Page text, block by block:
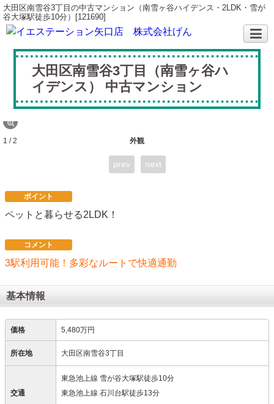
大田区南雪谷3丁目の中古マンション（南雪ヶ谷ハイデンス・2LDK・雪が
谷大塚駅徒歩10分）[121690]
大田区南雪谷3丁目（南雪ヶ谷ハ
イデンス） 中古マンション
外観
1 / 2
prev next
ポイント
ペットと暮らせる2LDK！
コメント
3駅利用可能！多彩なルートで快適通勤
基本情報
価格 5,480万円
所在地 大田区南雪谷3丁目
交通
東急池上線 雪が谷大塚駅徒歩10分
東急池上線 石川台駅徒歩13分